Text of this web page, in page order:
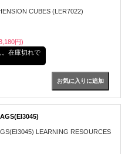
CUBES (LER7022)
円)
在庫切れで
LEARNING RESOURCES